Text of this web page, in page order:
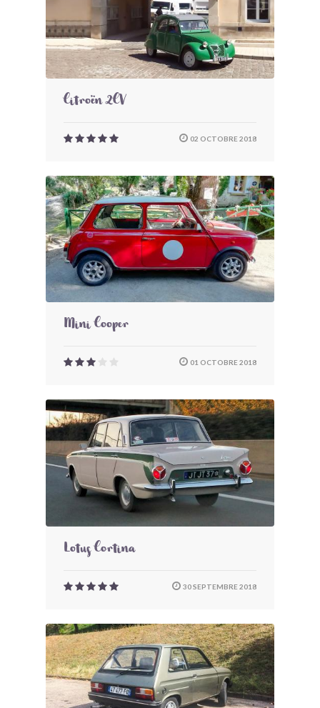
Citroën 2CV
02 OCTOBRE 2018
Mini Cooper
01 OCTOBRE 2018
Lotus Cortina
30 SEPTEMBRE 2018